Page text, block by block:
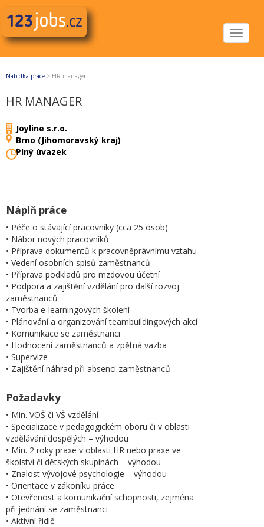
Toggle
Nabídka práce > HR manager
HR MANAGER
Joyline s.r.o.
Brno (Jihomoravský kraj)
Plný úvazek
Náplň práce
• Péče o stávající pracovníky (cca 25 osob)
• Nábor nových pracovníků
• Příprava dokumentů k pracovněprávnímu vztahu
• Vedení osobních spisů zaměstnanců
• Příprava podkladů pro mzdovou účetní
• Podpora a zajištění vzdělání pro další rozvoj
zaměstnanců
• Tvorba e-learningových školení
• Plánování a organizování teambuildingových akcí
• Komunikace se zaměstnanci
• Hodnocení zaměstnanců a zpětná vazba
• Supervize
• Zajištění náhrad při absenci zaměstnanců
Požadavky
• Min. VOŠ či VŠ vzdělání
• Specializace v pedagogickém oboru či v oblasti
vzdělávání dospělých – výhodou
• Min. 2 roky praxe v oblasti HR nebo praxe ve
školství či dětských skupinách – výhodou
• Znalost vývojové psychologie – výhodou
• Orientace v zákoníku práce
• Otevřenost a komunikační schopnosti, zejména
při jednání se zaměstnanci
• Aktivní řidič